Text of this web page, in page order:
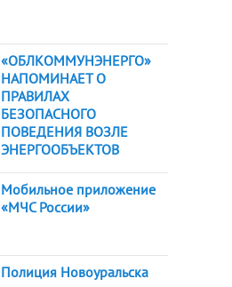
«ОБЛКОММУНЭНЕРГО»
НАПОМИНАЕТ О
ПРАВИЛАХ
БЕЗОПАСНОГО
ПОВЕДЕНИЯ ВОЗЛЕ
ЭНЕРГООБЪЕКТОВ
Мобильное приложение
«МЧС России»
Полиция Новоуральска